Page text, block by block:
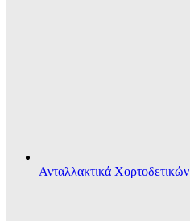
Ανταλλακτικά Χορτοδετικών